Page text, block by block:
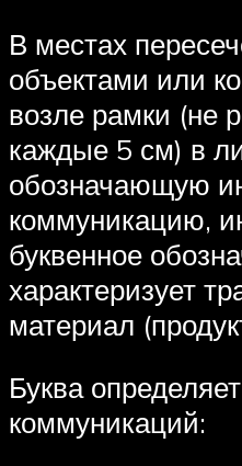
В местах
объектами или
возле рамки (не
каждые 5 см) в
обозначающую
коммуникацию,
буквенное
характеризует
материал
Буква
коммуникаций: